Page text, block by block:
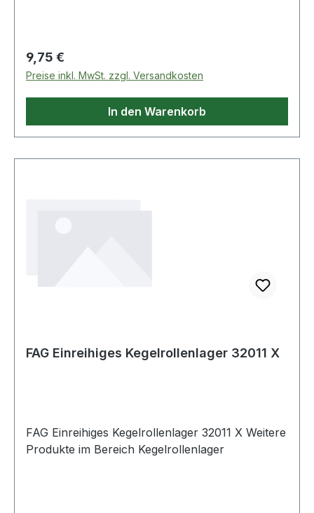
Regulärer Preis:
9,75 €
Preise inkl. MwSt. zzgl. Versandkosten
In den Warenkorb
FAG Einreihiges Kegelrollenlager 32011 X
FAG Einreihiges Kegelrollenlager 32011 X Weitere
Produkte im Bereich Kegelrollenlager